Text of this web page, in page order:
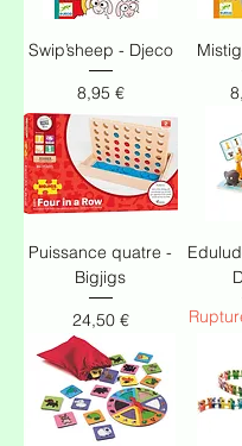
Swip’sheep - Djeco
Prix
8,95 €
Puissance quatre -
Bigjigs
Prix
24,50 €